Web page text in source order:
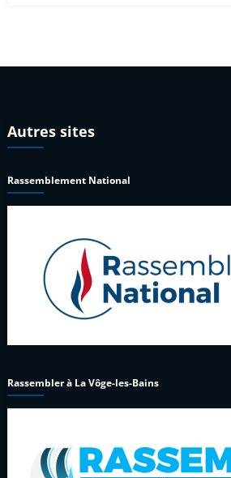
Autres sites
Rassemblement National
Rassembler à La Vôge-les-Bains